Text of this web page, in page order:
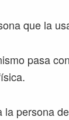
que la
pasa
la persona